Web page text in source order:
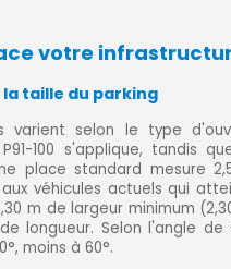
votre
taille du parking
varient selon le type
100 s'applique, tandis
place standard mesure
véhicules actuels qui
m de largeur minimum
longueur. Selon l'angle de
moins à 60°.